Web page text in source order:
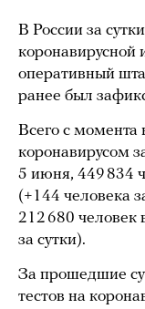
В России за
оперативный
ранее был
Всего с момента
коронавирусом
5 июня, 449 834
(+144 человека
212 680 человек
за сутки).
За прошедшие
тестов на